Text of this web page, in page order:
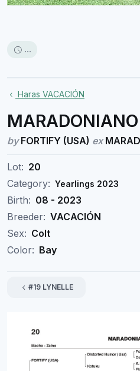
...
Haras VACACIÓN
MARADONIANO
byFORTIFY (USA) ex
Lot: 20
Category: Yearlings 2023
Birth: 08 - 2023
Breeder: VACACIÓN
Sex: Colt
Color: Bay
#19 LYNELLE